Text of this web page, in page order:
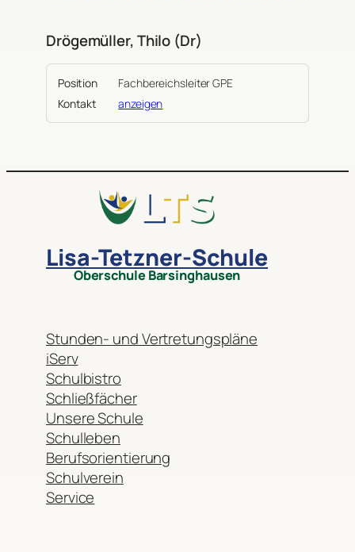
Drögemüller, Thilo (Dr)
Position
Fachbereichsleiter GPE
Kontakt
anzeigen
Lisa-Tetzner-Schule
Oberschule Barsinghausen
Stunden- und Vertretungspläne
iServ
Schulbistro
Schließfächer
Unsere Schule
Schulleben
Berufsorientierung
Schulverein
Service